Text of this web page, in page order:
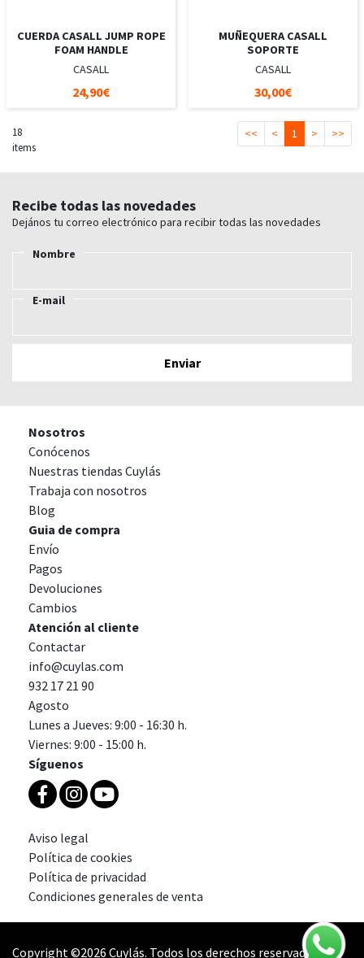
CUERDA CASALL JUMP ROPE
FOAM HANDLE
CASALL
24,90€
MUÑEQUERA CASALL
SOPORTE
CASALL
30,00€
18
items
<< < 1 > >>
Recibe todas las novedades
Dejános tu correo electrónico para recibir todas las novedades
Nombre
E-mail
Nosotros
Conócenos
Nuestras tiendas Cuylás
Trabaja con nosotros
Blog
Guia de compra
Envío
Pagos
Devoluciones
Cambios
Atención al cliente
Contactar
info@cuylas.com
932 17 21 90
Agosto
Lunes a Jueves: 9:00 - 16:30 h.
Viernes: 9:00 - 15:00 h.
Síguenos
Aviso legal
Política de cookies
Política de privacidad
Condiciones generales de venta
Copyright ©2026 Cuylás. Todos los derechos reservados.